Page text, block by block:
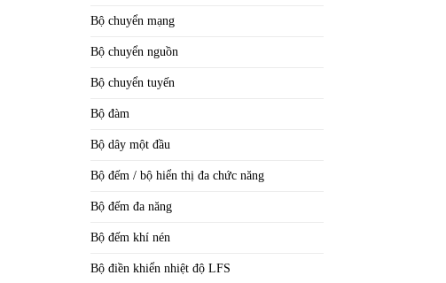
Bộ chuyển mạng
Bộ chuyển nguồn
Bộ chuyển tuyến
Bộ đàm
Bộ dây một đầu
Bộ đếm / bộ hiển thị đa chức năng
Bộ đếm đa năng
Bộ đếm khí nén
Bộ điền khiển nhiệt độ LFS